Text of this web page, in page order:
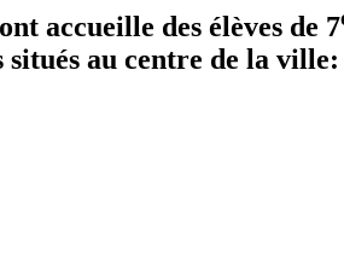
accueille des élèves de 7
au centre de la